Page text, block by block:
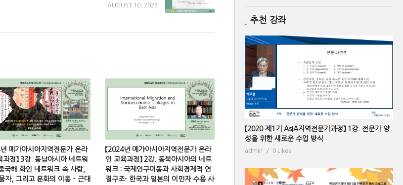
AUGUST 10, 2023
년 메가아시아지역전문가 온라
과정】 3강. 동남아시아 네트워
국해 화인 네트워크 속 사람,
자, 그리고 문화의 이동 – 근대
【2024년 메가아시아지역전문가 온라
인 교육과정】 2강. 동북아시아의 네트
워크 : 국제인구이동과 사회경제적 연
결구조- 한국과 일본의 이민자 수용 사
추천 강좌
【2020 제1기 AsIA지역전문가과정】 1강. 전문가 양
성을 위한 새로운 수업 방식
admin 0 Likes